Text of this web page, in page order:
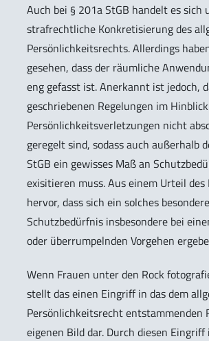
Auch bei § 201a StGB handelt es sich
strafrechtliche Konkretisierung des
Persönlichkeitsrechts. Allerdings
gesehen, dass der räumliche
eng gefasst ist. Anerkannt ist jedoch,
geschriebenen Regelungen im
Persönlichkeitsverletzungen nicht
geregelt sind, sodass auch außerhalb
StGB ein gewisses Maß an
exisitieren muss. Aus einem Urteil des
hervor, dass sich ein solches
Schutzbedürfnis insbesondere bei
oder überrumpelnden Vorgehen
Wenn Frauen unter den Rock
stellt das einen Eingriff in das dem
Persönlichkeitsrecht entstammenden
eigenen Bild dar. Durch diesen Eingriff